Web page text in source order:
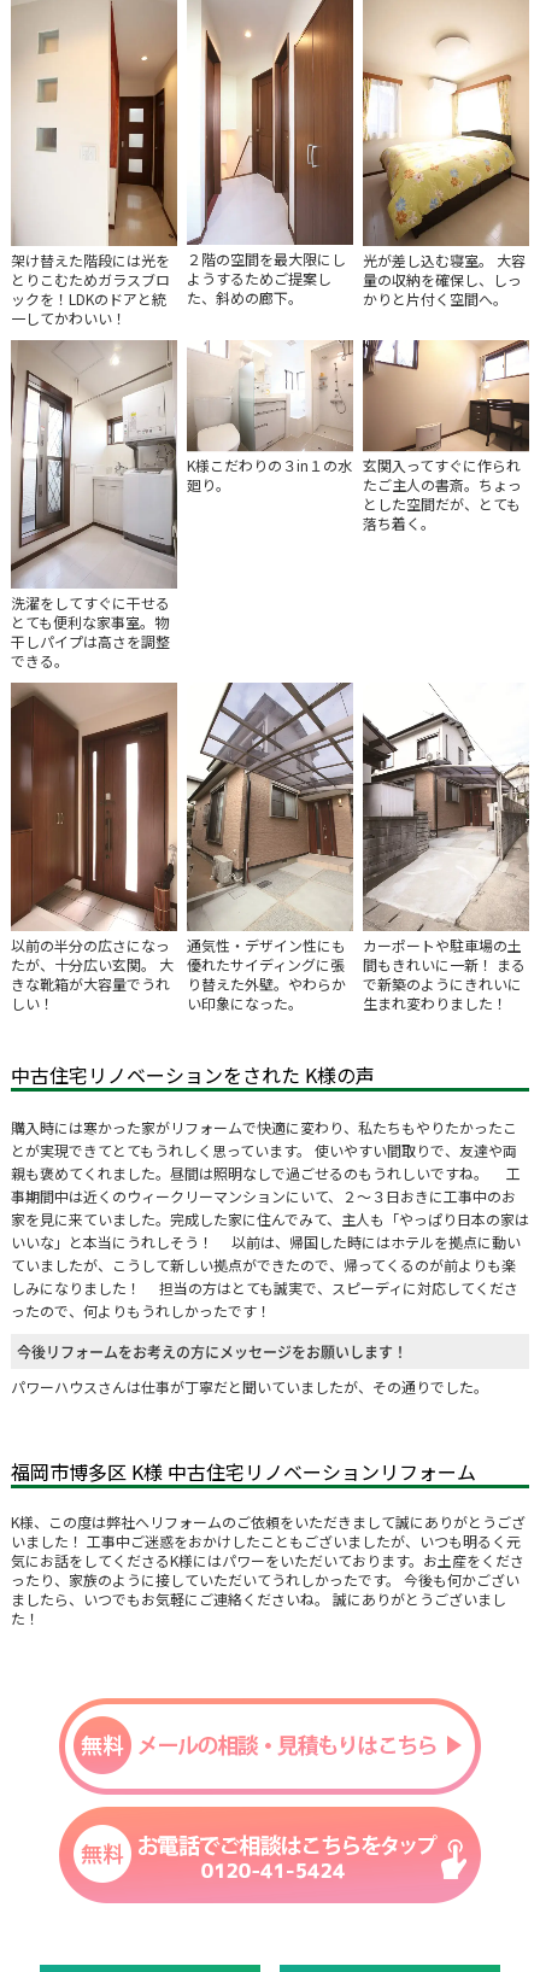
架け替えた階段には光を
とりこむためガラスブロ
ックを！LDKのドアと統
一してかわいい！
２階の空間を最大限にし
ようするためご提案し
た、斜めの廊下。
光が差し込む寝室。 大容
量の収納を確保し、しっ
かりと片付く空間へ。
洗濯をしてすぐに干せる
とても便利な家事室。物
干しパイプは高さを調整
できる。
K様こだわりの３in１の水
廻り。
玄関入ってすぐに作られ
たご主人の書斎。ちょっ
とした空間だが、とても
落ち着く。
以前の半分の広さになっ
たが、十分広い玄関。 大
きな靴箱が大容量でうれ
しい！
通気性・デザイン性にも
優れたサイディングに張
り替えた外壁。やわらか
い印象になった。
カーポートや駐車場の土
間もきれいに一新！ まる
で新築のようにきれいに
生まれ変わりました！
中古住宅リノベーションをされた K様の声
購入時には寒かった家がリフォームで快適に変わり、私たちもやりたかったこ
とが実現できてとてもうれしく思っています。 使いやすい間取りで、友達や両
親も褒めてくれました。昼間は照明なしで過ごせるのもうれしいですね。 工
事期間中は近くのウィークリーマンションにいて、２～３日おきに工事中のお
家を見に来ていました。完成した家に住んでみて、主人も「やっぱり日本の家は
いいな」と本当にうれしそう！ 以前は、帰国した時にはホテルを拠点に動い
ていましたが、こうして新しい拠点ができたので、帰ってくるのが前よりも楽
しみになりました！ 担当の方はとても誠実で、スピーディに対応してくださ
ったので、何よりもうれしかったです！
今後リフォームをお考えの方にメッセージをお願いします！
パワーハウスさんは仕事が丁寧だと聞いていましたが、その通りでした。
福岡市博多区 K様 中古住宅リノベーションリフォーム
K様、この度は弊社へリフォームのご依頼をいただきまして誠にありがとうござ
いました！ 工事中ご迷惑をおかけしたこともございましたが、いつも明るく元
気にお話をしてくださるK様にはパワーをいただいております。お土産をくださ
ったり、家族のように接していただいてうれしかったです。 今後も何かござい
ましたら、いつでもお気軽にご連絡くださいね。 誠にありがとうございまし
た！